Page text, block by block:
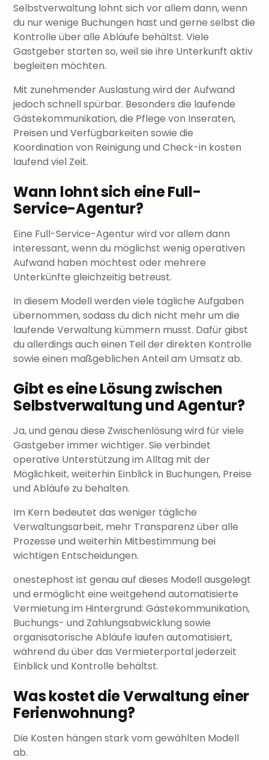
Selbstverwaltung lohnt sich vor allem dann, wenn
du nur wenige Buchungen hast und gerne selbst die
Kontrolle über alle Abläufe behältst. Viele
Gastgeber starten so, weil sie ihre Unterkunft aktiv
begleiten möchten.
Mit zunehmender Auslastung wird der Aufwand
jedoch schnell spürbar. Besonders die laufende
Gästekommunikation, die Pflege von Inseraten,
Preisen und Verfügbarkeiten sowie die
Koordination von Reinigung und Check-in kosten
laufend viel Zeit.
Wann lohnt sich eine Full-
Service-Agentur?
Eine Full-Service-Agentur wird vor allem dann
interessant, wenn du möglichst wenig operativen
Aufwand haben möchtest oder mehrere
Unterkünfte gleichzeitig betreust.
In diesem Modell werden viele tägliche Aufgaben
übernommen, sodass du dich nicht mehr um die
laufende Verwaltung kümmern musst. Dafür gibst
du allerdings auch einen Teil der direkten Kontrolle
sowie einen maßgeblichen Anteil am Umsatz ab.
Gibt es eine Lösung zwischen
Selbstverwaltung und Agentur?
Ja, und genau diese Zwischenlösung wird für viele
Gastgeber immer wichtiger. Sie verbindet
operative Unterstützung im Alltag mit der
Möglichkeit, weiterhin Einblick in Buchungen, Preise
und Abläufe zu behalten.
Im Kern bedeutet das weniger tägliche
Verwaltungsarbeit, mehr Transparenz über alle
Prozesse und weiterhin Mitbestimmung bei
wichtigen Entscheidungen.
onestephost ist genau auf dieses Modell ausgelegt
und ermöglicht eine weitgehend automatisierte
Vermietung im Hintergrund: Gästekommunikation,
Buchungs- und Zahlungsabwicklung sowie
organisatorische Abläufe laufen automatisiert,
während du über das Vermieterportal jederzeit
Einblick und Kontrolle behältst.
Was kostet die Verwaltung einer
Ferienwohnung?
Die Kosten hängen stark vom gewählten Modell
ab.